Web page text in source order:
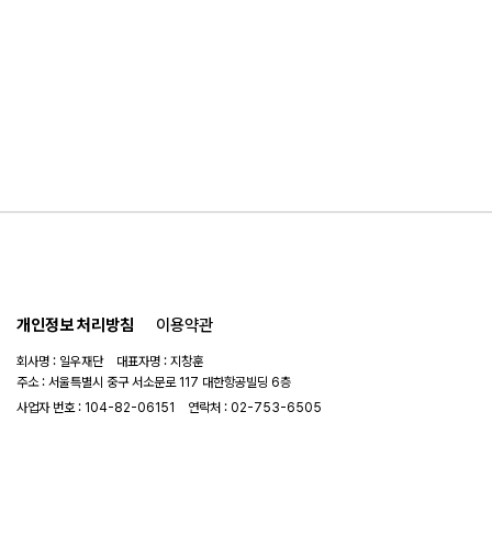
개인정보 처리방침 이용약관
회사명 : 일우재단 대표자명 : 지창훈
주소 : 서울특별시 중구 서소문로 117 대한항공빌딩 6층
사업자 번호 : 104-82-06151
연락처 : 02-753-6505